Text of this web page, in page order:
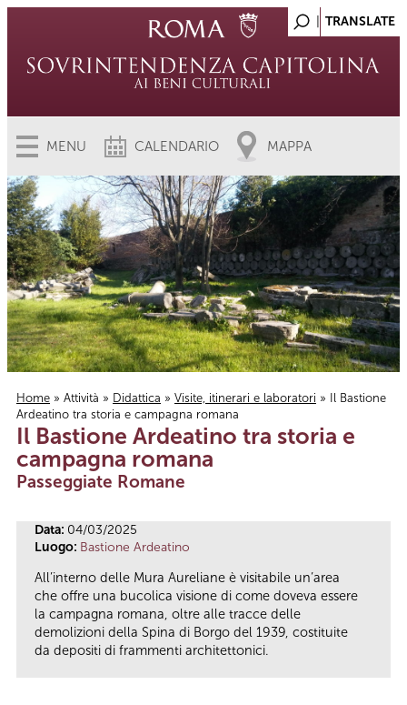
MENU CALENDARIO MAPPA
Tu sei qui
Home » Attività » Didattica » Visite, itinerari e laboratori » Il Bastione
Ardeatino tra storia e campagna romana
Il Bastione Ardeatino tra storia e
campagna romana
Passeggiate Romane
Data: 04/03/2025
Luogo: Bastione Ardeatino
All’interno delle Mura Aureliane è visitabile un’area
che offre una bucolica visione di come doveva essere
la campagna romana, oltre alle tracce delle
demolizioni della Spina di Borgo del 1939, costituite
da depositi di frammenti architettonici.